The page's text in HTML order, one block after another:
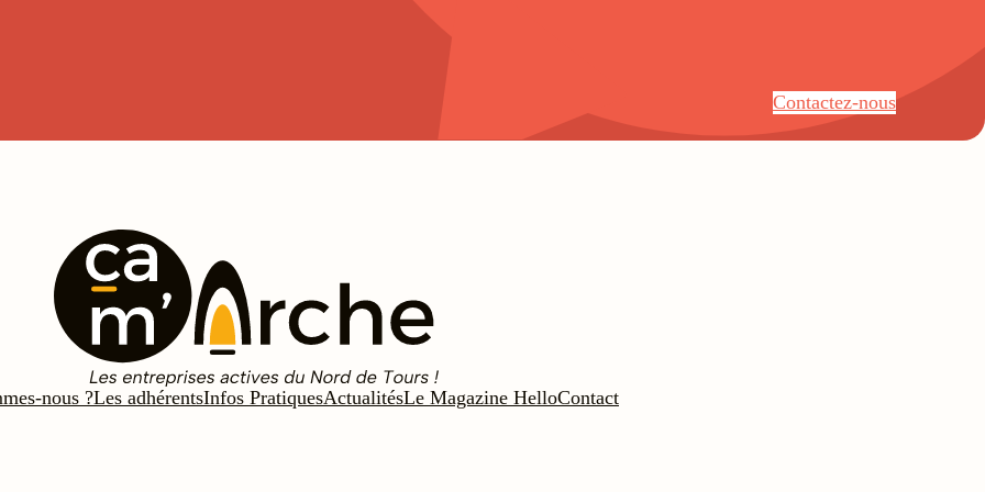
Contactez-nous
nous ?Les adhérentsInfos PratiquesActualitésLe Magazine HelloContact